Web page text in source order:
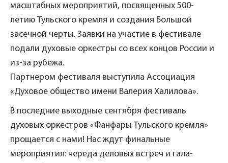
масштабных мероприятий, посвященных 500-
летию Тульского кремля и создания Большой
засечной черты. Заявки на участие в фестивале
подали духовые оркестры со всех концов России и
из-за рубежа.
Партнером фестиваля выступила Ассоциация
«Духовое общество имени Валерия Халилова».
В последние выходные сентября фестиваль
духовых оркестров «Фанфары Тульского кремля»
прощается с нами! Нас ждут финальные
мероприятия: череда деловых встреч и гала-